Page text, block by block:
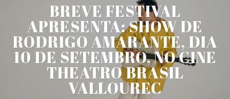
BREVE FESTIVAL
APRESENTA: SHOW DE
RODRIGO AMARANTE, DIA
10 DE SETEMBRO, NO CINE
THEATRO BRASIL
VALLOUREC